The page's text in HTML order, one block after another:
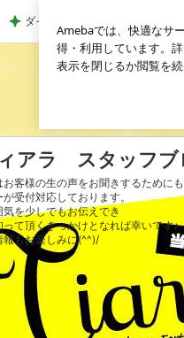
フブログ
ダイソーで頭が回らず店員に声か
アラ スタッフブ
客様の生の声をお聞きするためにも
受付対応しております。
を少しでもお伝えでき
て頂くきっかけとなれば幸いです♪
報もお楽しみに(^^)/